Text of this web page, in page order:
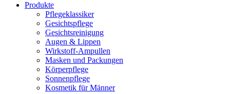
Produkte
Pflegeklassiker
Gesichtspflege
Gesichtsreinigung
Augen & Lippen
Wirkstoff-Ampullen
Masken und Packungen
Körperpflege
Sonnenpflege
Kosmetik für Männer